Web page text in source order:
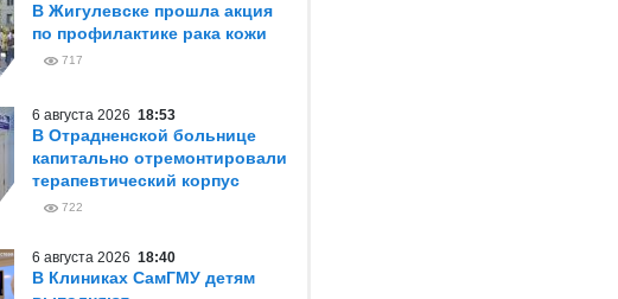
В Жигулевске прошла акция
по профилактике рака кожи
717
6 августа 2026 18:53
В Отрадненской больнице
капитально отремонтировали
терапевтический корпус
722
6 августа 2026 18:40
В Клиниках СамГМУ детям